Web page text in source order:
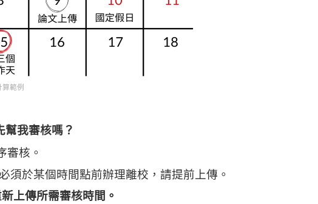
算範例
我審核嗎？
審核。
須於某個時間點前辦理離校，請提前上傳。
上傳所需審核時間。